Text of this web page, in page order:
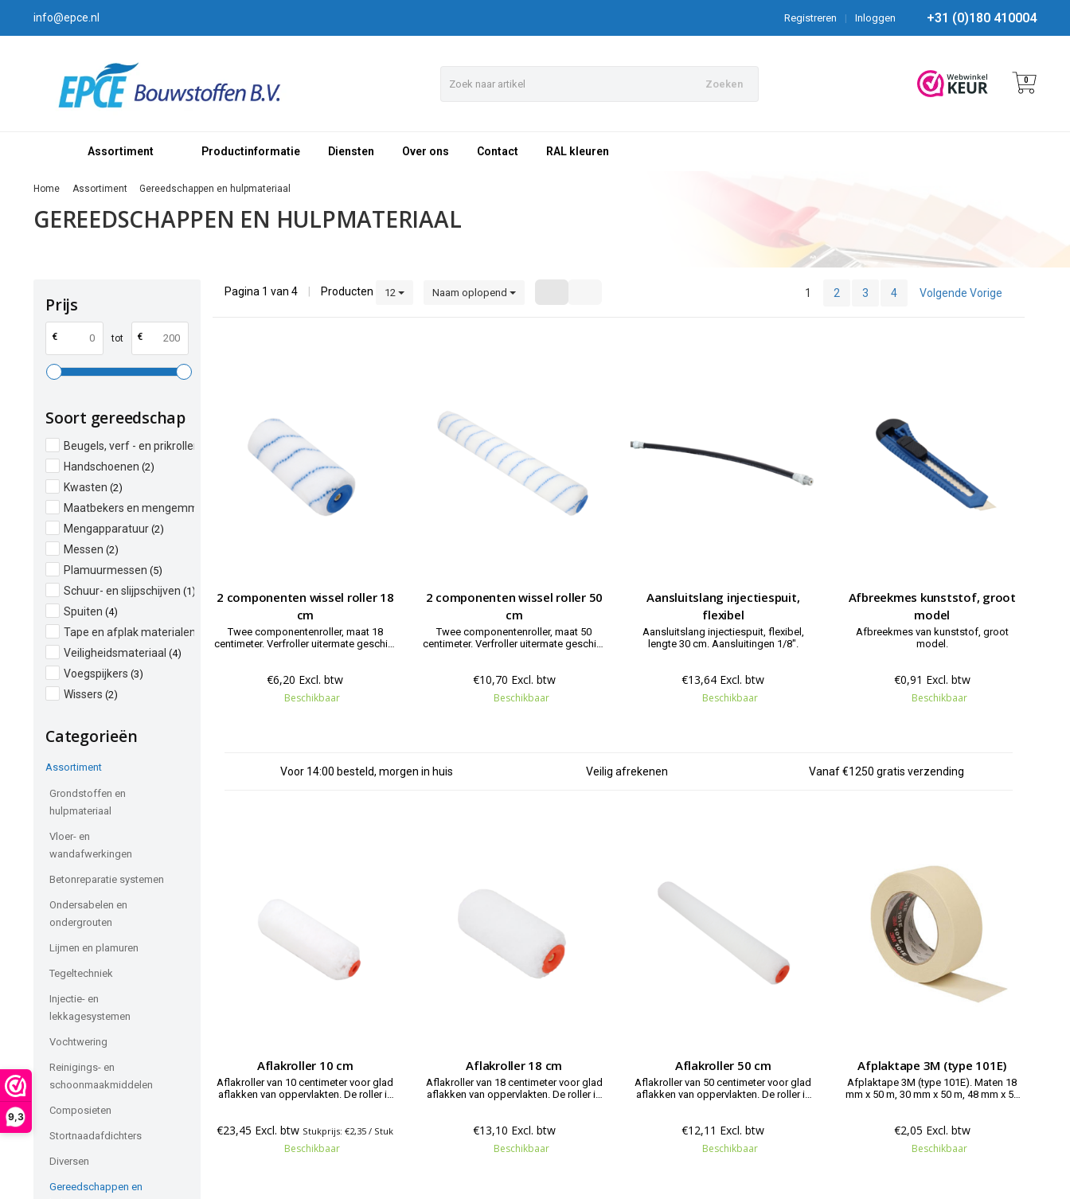
9,3
info@epce.nl +31 (0)180 410004
Inloggen
|
Registreren
Zoeken 0
Assortiment Productinformatie Diensten Over ons Contact RAL kleuren
Home Assortiment Gereedschappen en hulpmateriaal
GEREEDSCHAPPEN EN HULPMATERIAAL
Prijs
€ tot €
Soort gereedschap
Beugels, verf - en prikrollers
Handschoenen (2)
Kwasten (2)
Maatbekers en mengemmers
Mengapparatuur (2)
Messen (2)
Plamuurmessen (5)
Schuur- en slijpschijven (1)
Spuiten (4)
Tape en afplak materialen
Veiligheidsmateriaal (4)
Voegspijkers (3)
Wissers (2)
Categorieën
Assortiment
Grondstoffen en
hulpmateriaal
Vloer- en
wandafwerkingen
Betonreparatie systemen
Ondersabelen en
ondergrouten
Lijmen en plamuren
Tegeltechniek
Injectie- en
lekkagesystemen
Vochtwering
Reinigings- en
schoonmaakmiddelen
Composieten
Stortnaadafdichters
Diversen
Gereedschappen en
Pagina 1 van 4 Producten 12 Naam oplopend 1 2 3 4 Volgende Vorige
2 componenten wissel roller 18
cm
Twee componentenroller, maat 18
centimeter. Verfroller uitermate geschikt
€6,20 Excl. btw
Beschikbaar
2 componenten wissel roller 50
cm
Twee componentenroller, maat 50
centimeter. Verfroller uitermate geschikt
€10,70 Excl. btw
Beschikbaar
Aansluitslang injectiespuit,
flexibel
Aansluitslang injectiespuit, flexibel,
lengte 30 cm. Aansluitingen 1/8".
€13,64 Excl. btw
Beschikbaar
Afbreekmes kunststof, groot
model
Afbreekmes van kunststof, groot
model.
€0,91 Excl. btw
Beschikbaar
Voor 14:00 besteld, morgen in huis Veilig afrekenen Vanaf €1250 gratis verzending
Aflakroller 10 cm
Aflakroller van 10 centimeter voor glad
aflakken van oppervlakten. De roller is
€23,45 Excl. btw Stukprijs: €2,35 / Stuk
Beschikbaar
Aflakroller 18 cm
Aflakroller van 18 centimeter voor glad
aflakken van oppervlakten. De roller is
€13,10 Excl. btw
Beschikbaar
Aflakroller 50 cm
Aflakroller van 50 centimeter voor glad
aflakken van oppervlakten. De roller is
€12,11 Excl. btw
Beschikbaar
Afplaktape 3M (type 101E)
Afplaktape 3M (type 101E). Maten 18
mm x 50 m, 30 mm x 50 m, 48 mm x 50
€2,05 Excl. btw
Beschikbaar